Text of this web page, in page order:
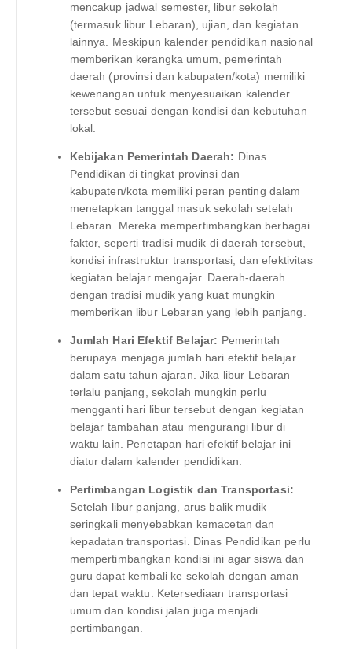
mencakup jadwal semester, libur sekolah
(termasuk libur Lebaran), ujian, dan kegiatan
lainnya. Meskipun kalender pendidikan nasional
memberikan kerangka umum, pemerintah
daerah (provinsi dan kabupaten/kota) memiliki
kewenangan untuk menyesuaikan kalender
tersebut sesuai dengan kondisi dan kebutuhan
lokal.
Kebijakan Pemerintah Daerah: Dinas
Pendidikan di tingkat provinsi dan
kabupaten/kota memiliki peran penting dalam
menetapkan tanggal masuk sekolah setelah
Lebaran. Mereka mempertimbangkan berbagai
faktor, seperti tradisi mudik di daerah tersebut,
kondisi infrastruktur transportasi, dan efektivitas
kegiatan belajar mengajar. Daerah-daerah
dengan tradisi mudik yang kuat mungkin
memberikan libur Lebaran yang lebih panjang.
Jumlah Hari Efektif Belajar: Pemerintah
berupaya menjaga jumlah hari efektif belajar
dalam satu tahun ajaran. Jika libur Lebaran
terlalu panjang, sekolah mungkin perlu
mengganti hari libur tersebut dengan kegiatan
belajar tambahan atau mengurangi libur di
waktu lain. Penetapan hari efektif belajar ini
diatur dalam kalender pendidikan.
Pertimbangan Logistik dan Transportasi:
Setelah libur panjang, arus balik mudik
seringkali menyebabkan kemacetan dan
kepadatan transportasi. Dinas Pendidikan perlu
mempertimbangkan kondisi ini agar siswa dan
guru dapat kembali ke sekolah dengan aman
dan tepat waktu. Ketersediaan transportasi
umum dan kondisi jalan juga menjadi
pertimbangan.